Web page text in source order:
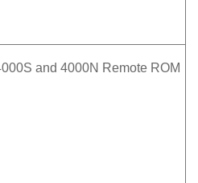
and 4000N Remote ROM